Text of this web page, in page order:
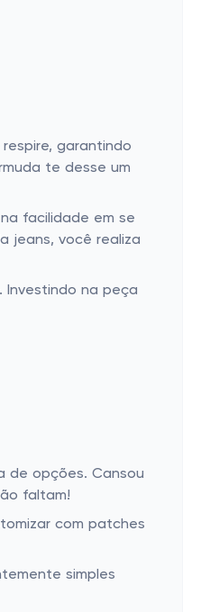
garantindo
te desse um
facilidade em se
jeans, você realiza
Investindo na peça
de opções. Cansou
faltam!
com patches
simples